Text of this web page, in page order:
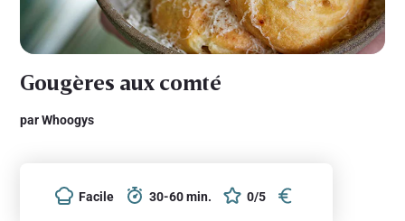
Gougères aux comté
par Whoogys
Facile 30-60 min. 0/5